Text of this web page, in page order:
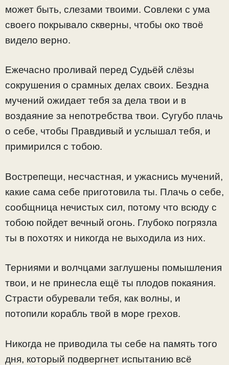
может быть, слезами твоими. Совлеки с ума
своего покрывало скверны, чтобы око твоё
видело верно.
Ежечасно проливай перед Судьёй слёзы
сокрушения о срамных делах своих. Бездна
мучений ожидает тебя за дела твои и в
воздаяние за непотребства твои. Сугубо плачь
о себе, чтобы Правдивый и услышал тебя, и
примирился с тобою.
Вострепещи, несчастная, и ужаснись мучений,
какие сама себе приготовила ты. Плачь о себе,
сообщница нечистых сил, потому что всюду с
тобою пойдет вечный огонь. Глубоко погрязла
ты в похотях и никогда не выходила из них.
Терниями и волчцами заглушены помышления
твои, и не принесла ещё ты плодов покаяния.
Страсти обуревали тебя, как волны, и
потопили корабль твой в море грехов.
Никогда не приводила ты себе на память того
дня, который подвергнет испытанию всё